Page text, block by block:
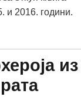
и 2016. години.
из